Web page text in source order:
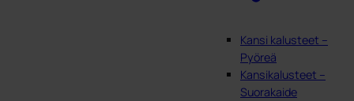
Kansi kalusteet –
Pyöreä
Kansikalusteet –
Suorakaide